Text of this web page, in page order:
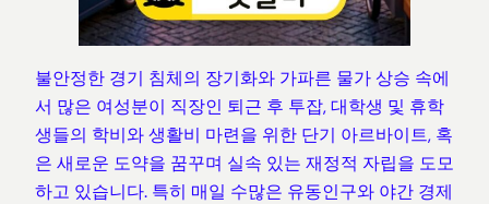
불안정한 경기 침체의 장기화와 가파른 물가 상승 속에
서 많은 여성분이 직장인 퇴근 후 투잡, 대학생 및 휴학
생들의 학비와 생활비 마련을 위한 단기 아르바이트, 혹
은 새로운 도약을 꿈꾸며 실속 있는 재정적 자립을 도모
하고 있습니다. 특히 매일 수많은 유동인구와 야간 경제